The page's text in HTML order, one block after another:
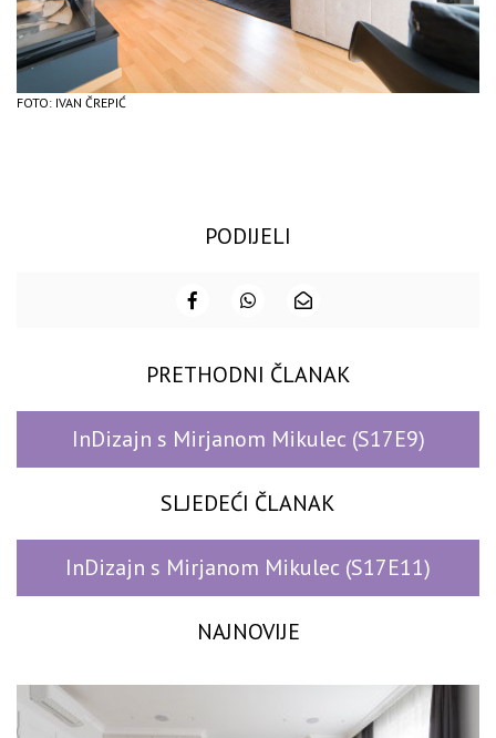
FOTO: IVAN ČREPIĆ
PODIJELI
PRETHODNI ČLANAK
InDizajn s Mirjanom Mikulec (S17E9)
SLJEDEĆI ČLANAK
InDizajn s Mirjanom Mikulec (S17E11)
NAJNOVIJE